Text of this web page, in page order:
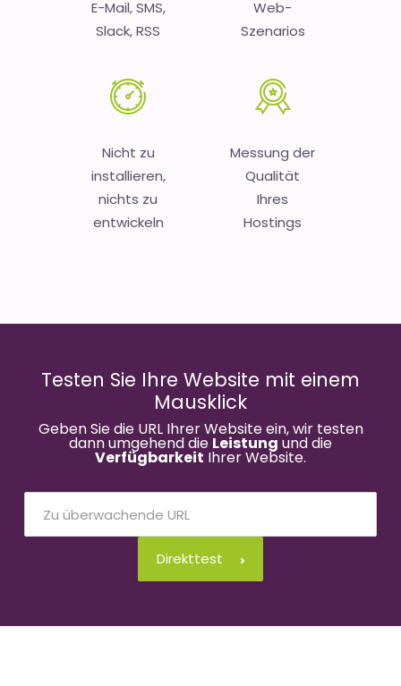
E-Mail, SMS,
Slack, RSS
Web-
Szenarios
Nicht zu
installieren,
nichts zu
entwickeln
Messung der
Qualität
Ihres
Hostings
Testen Sie Ihre Website mit einem
Mausklick
Geben Sie die URL Ihrer Website ein, wir testen
dann umgehend die Leistung und die
Verfügbarkeit Ihrer Website.
Direkttest